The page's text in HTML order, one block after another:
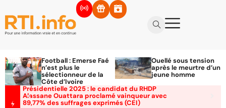
Football : Emerse Faé
n’est plus le
sélectionneur de la
Côte d’Ivoire
Ouellé sous tension
après le meurtre d’un
jeune homme
Présidentielle 2025 : le candidat du RHDP
Alassane Ouattara proclamé vainqueur avec
89,77% des suffrages exprimés (CEI)